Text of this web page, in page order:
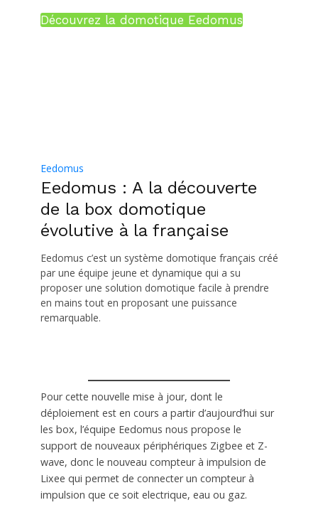
Découvrez la domotique Eedomus
Eedomus
Eedomus : A la découverte
de la box domotique
évolutive à la française
Eedomus c’est un système domotique français créé
par une équipe jeune et dynamique qui a su
proposer une solution domotique facile à prendre
en mains tout en proposant une puissance
remarquable.
Pour cette nouvelle mise à jour, dont le
déploiement est en cours a partir d’aujourd’hui sur
les box, l’équipe Eedomus nous propose le
support de nouveaux périphériques Zigbee et Z-
wave, donc le nouveau compteur à impulsion de
Lixee qui permet de connecter un compteur à
impulsion que ce soit electrique, eau ou gaz.